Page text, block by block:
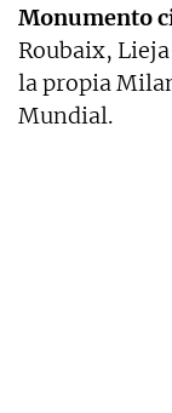
Monumento
Roubaix,
la propia
Mundial.